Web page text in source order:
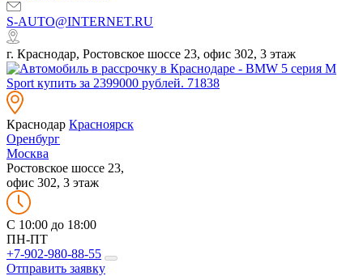
S-AUTO@INTERNET.RU
г. Краснодар, Ростовское шоссе 23, офис 302, 3 этаж
Краснодар Красноярск
Оренбург
Москва
Ростовское шоссе 23,
офис 302, 3 этаж
C 10:00 до 18:00
ПН-ПТ
+7-902-980-88-55
Отправить заявку